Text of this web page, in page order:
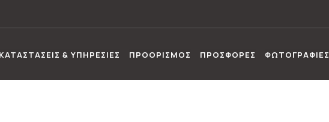
& ΥΠΗΡΕΣΙΕΣ ΠΡΟΟΡΙΣΜΟΣ ΠΡΟΣΦΟΡΕΣ ΦΩΤΟΓΡΑΦΙΕΣ